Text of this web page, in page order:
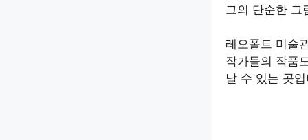
그의 단순한 그
레오폴트 미술
작가들의 작품
날 수 있는 곳